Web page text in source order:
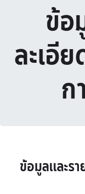
ข้อ
ละเอี
ก
ข้อมูลและร